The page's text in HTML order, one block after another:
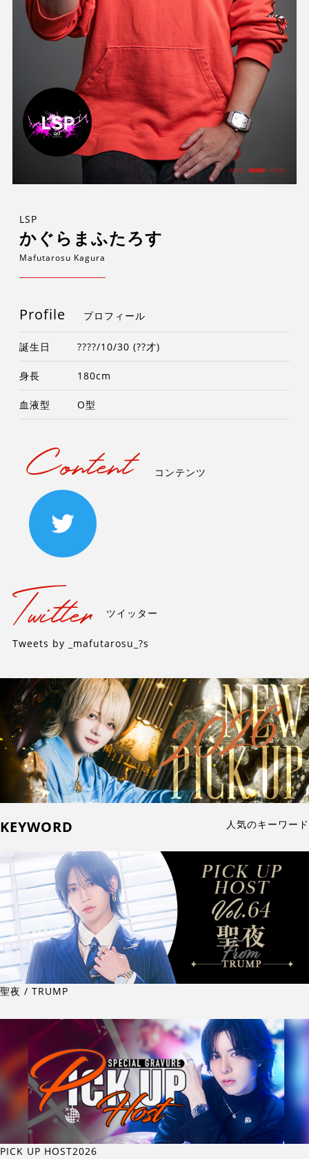
LSP
かぐらまふたろす
Mafutarosu Kagura
Profile プロフィール
誕生日 ????/10/30 (??才)
身長 180cm
血液型 O型
コンテンツ
ツイッター
Tweets by _mafutarosu_?s
KEYWORD 人気のキーワード
聖夜 / TRUMP
PICK UP HOST2026